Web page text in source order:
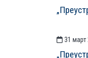
31 март